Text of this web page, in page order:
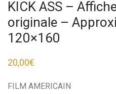
KICK ASS –
originale –
120×160
20,00€
FILM AMERICAIN